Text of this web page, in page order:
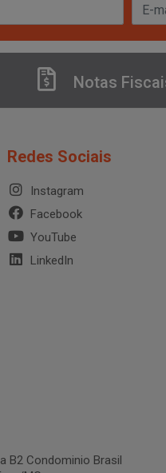
Notas
Redes Sociais
Instagram
Facebook
YouTube
LinkedIn
B2 Condominio Brasil